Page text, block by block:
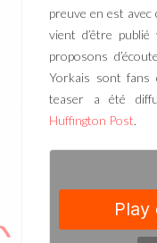
preuve en est
vient d’être
proposons
Yorkais sont fans
teaser a été
Huffington Post.